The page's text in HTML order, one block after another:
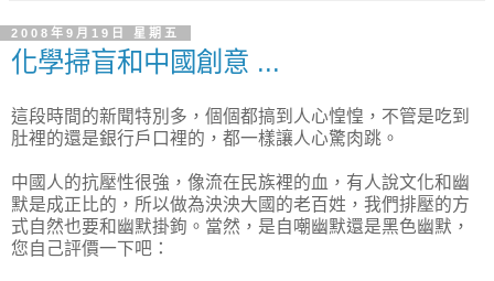
2008年9月19日 星期五
化學掃盲和中國創意 ...
這段時間的新聞特別多，個個都搞到人心惶惶，不管是吃到
肚裡的還是銀行戶口裡的，都一樣讓人心驚肉跳。
中國人的抗壓性很強，像流在民族裡的血，有人說文化和幽
默是成正比的，所以做為泱泱大國的老百姓，我們排壓的方
式自然也要和幽默掛鉤。當然，是自嘲幽默還是黑色幽默，
您自己評價一下吧：